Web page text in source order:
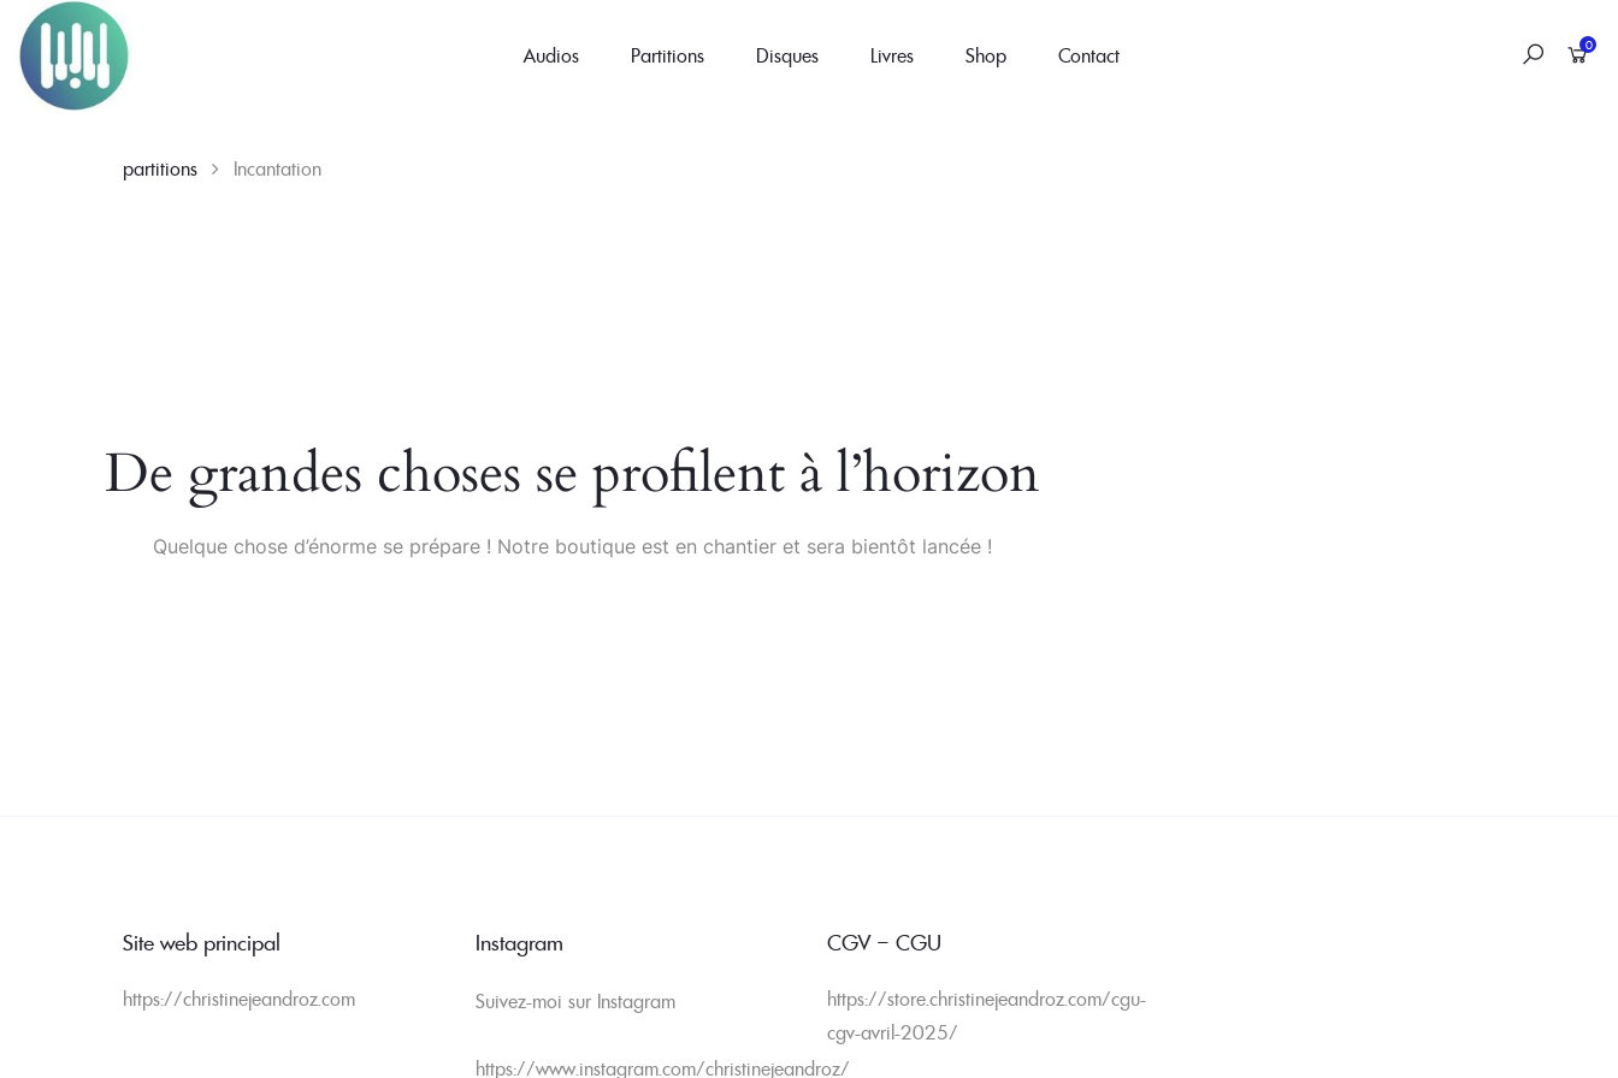
Audios Partitions Disques Livres Shop Contact 0
partitions Incantation
De grandes choses se profilent à l’horizon
Quelque chose d’énorme se prépare ! Notre boutique est en chantier et sera bientôt lancée !
Site web principal
https://christinejeandroz.com
Instagram
Suivez-moi sur Instagram
https://www.instagram.com/christinejeandroz/
CGV – CGU
https://store.christinejeandroz.com/cgu-
cgv-avril-2025/